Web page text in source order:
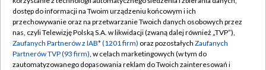
TVP
Abonament TVP
Emisja w TVP
Centrum informacji TVP
Regulamin TVP
Polityka prywatności
Moje zgody
dostęp do informacji na Twoim urządzeniu końcowym i ich
przechowywanie oraz na przetwarzanie Twoich danych osobowych przez
nas, czyli Telewizję Polską S.A. w likwidacji (zwaną dalej również „TVP”),
Zaufanych Partnerów z IAB* (1201 firm) oraz pozostałych Zaufanych
Partnerów TVP (93 firm), w celach marketingowych (w tym do
zautomatyzowanego dopasowania reklam do Twoich zainteresowań i